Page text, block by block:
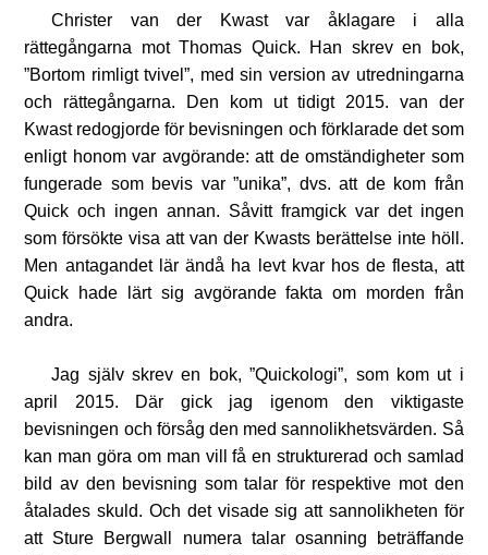
Christer van der Kwast var åklagare i alla
rättegångarna mot Thomas Quick. Han skrev en bok,
”Bortom rimligt tvivel”, med sin version av utredningarna
och rättegångarna. Den kom ut tidigt 2015. van der
Kwast redogjorde för bevisningen och förklarade det som
enligt honom var avgörande: att de omständigheter som
fungerade som bevis var ”unika”, dvs. att de kom från
Quick och ingen annan. Såvitt framgick var det ingen
som försökte visa att van der Kwasts berättelse inte höll.
Men antagandet lär ändå ha levt kvar hos de flesta, att
Quick hade lärt sig avgörande fakta om morden från
andra.
Jag själv skrev en bok, ”Quickologi”, som kom ut i
april 2015. Där gick jag igenom den viktigaste
bevisningen och försåg den med sannolikhetsvärden. Så
kan man göra om man vill få en strukturerad och samlad
bild av den bevisning som talar för respektive mot den
åtalades skuld. Och det visade sig att sannolikheten för
att Sture Bergwall numera talar osanning beträffande